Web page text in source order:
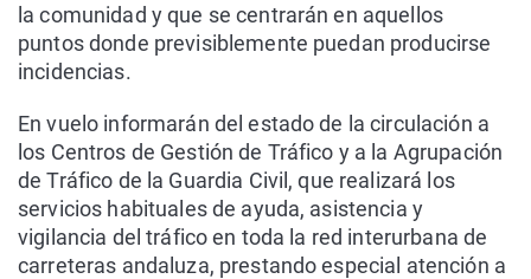
la comunidad y que se centrarán en aquellos
puntos donde previsiblemente puedan producirse
incidencias.
En vuelo informarán del estado de la circulación a
los Centros de Gestión de Tráfico y a la Agrupación
de Tráfico de la Guardia Civil, que realizará los
servicios habituales de ayuda, asistencia y
vigilancia del tráfico en toda la red interurbana de
carreteras andaluza, prestando especial atención a